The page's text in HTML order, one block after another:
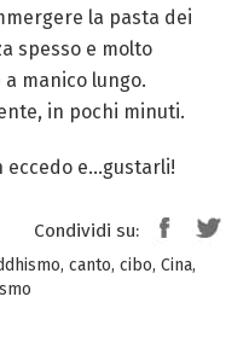
la pasta dei
spesso e molto
manico lungo.
in pochi minuti.
eccedo e…gustarli!
Condividi su:
, canto, cibo, Cina,